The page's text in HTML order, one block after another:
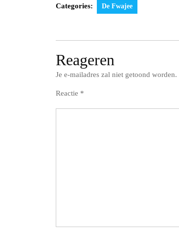
Categories: De Fwajee
Reageren
Je e-mailadres zal niet getoond worden.
Reactie *